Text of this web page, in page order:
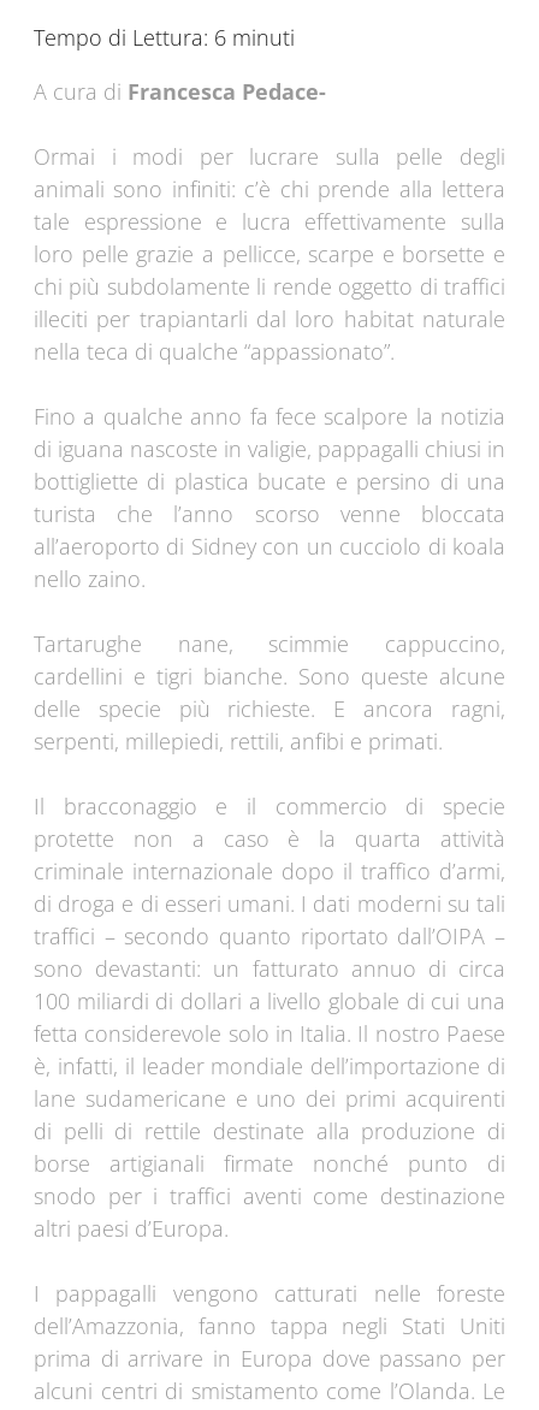
Tempo di Lettura: 6 minuti
A cura di Francesca Pedace-
Ormai i modi per lucrare sulla pelle degli
animali sono infiniti: c’è chi prende alla lettera
tale espressione e lucra effettivamente sulla
loro pelle grazie a pellicce, scarpe e borsette e
chi più subdolamente li rende oggetto di traffici
illeciti per trapiantarli dal loro habitat naturale
nella teca di qualche “appassionato”.
Fino a qualche anno fa fece scalpore la notizia
di iguana nascoste in valigie, pappagalli chiusi in
bottigliette di plastica bucate e persino di una
turista che l’anno scorso venne bloccata
all’aeroporto di Sidney con un cucciolo di koala
nello zaino.
Tartarughe nane, scimmie cappuccino,
cardellini e tigri bianche. Sono queste alcune
delle specie più richieste. E ancora ragni,
serpenti, millepiedi, rettili, anfibi e primati.
Il bracconaggio e il commercio di specie
protette non a caso è la quarta attività
criminale internazionale dopo il traffico d’armi,
di droga e di esseri umani. I dati moderni su tali
traffici – secondo quanto riportato dall’OIPA –
sono devastanti: un fatturato annuo di circa
100 miliardi di dollari a livello globale di cui una
fetta considerevole solo in Italia. Il nostro Paese
è, infatti, il leader mondiale dell’importazione di
lane sudamericane e uno dei primi acquirenti
di pelli di rettile destinate alla produzione di
borse artigianali firmate nonché punto di
snodo per i traffici aventi come destinazione
altri paesi d’Europa.
I pappagalli vengono catturati nelle foreste
dell’Amazzonia, fanno tappa negli Stati Uniti
prima di arrivare in Europa dove passano per
alcuni centri di smistamento come l’Olanda. Le